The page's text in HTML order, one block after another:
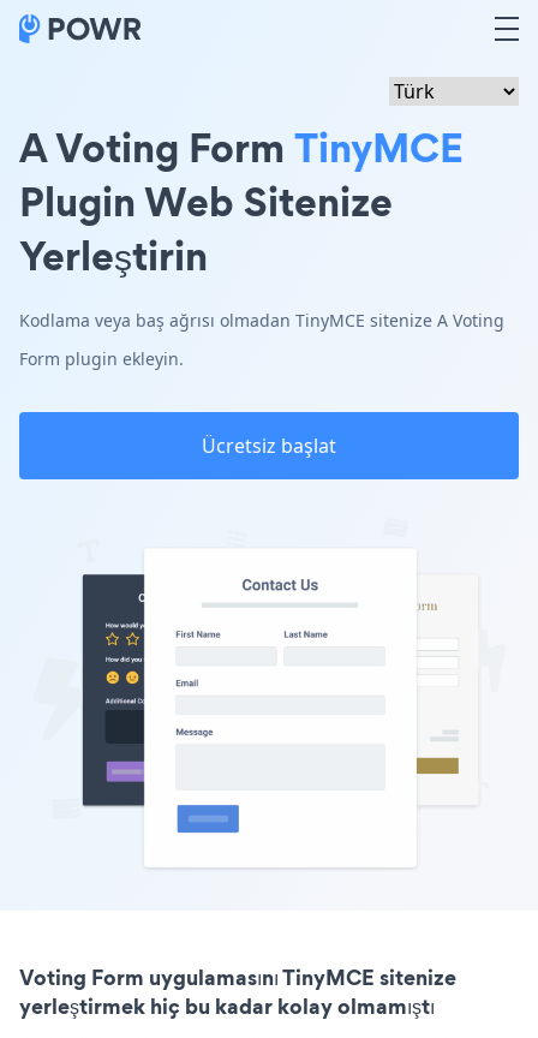
A Voting Form TinyMCE
Plugin Web Sitenize
Yerleştirin
Kodlama veya baş ağrısı olmadan TinyMCE sitenize A Voting
Form plugin ekleyin.
Ücretsiz başlat
Voting Form uygulamasını TinyMCE sitenize
yerleştirmek hiç bu kadar kolay olmamıştı